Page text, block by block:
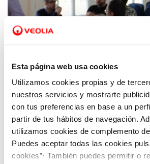
Esta página web usa cookies
Utilizamos cookies propias y de
nuestros servicios y mostrarte
con tus preferencias en base a un
partir de tus hábitos de navegación.
utilizamos cookies de complemento
Puedes aceptar todas las cookies
cookies”· También puedes permitir o
20 DIC 2021
Hidrogea participa en el
Eurodisea para facilitar
formativas